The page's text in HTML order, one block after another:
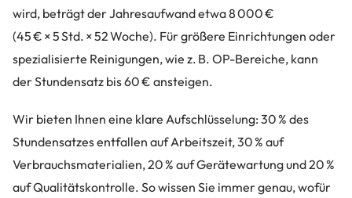
wird, beträgt der Jahresaufwand etwa 8 000 €
(45 € × 5 Std. × 52 Woche). Für größere Einrichtungen oder
spezialisierte Reinigungen, wie z. B. OP-Bereiche, kann
der Stundensatz bis 60 € ansteigen.
Wir bieten Ihnen eine klare Aufschlüsselung: 30 % des
Stundensatzes entfallen auf Arbeitszeit, 30 % auf
Verbrauchsmaterialien, 20 % auf Gerätewartung und 20 %
auf Qualitätskontrolle. So wissen Sie immer genau, wofür